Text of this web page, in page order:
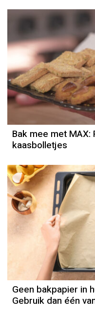
Bak mee met
kaasbolletjes
Geen bakpapier in
Gebruik dan één